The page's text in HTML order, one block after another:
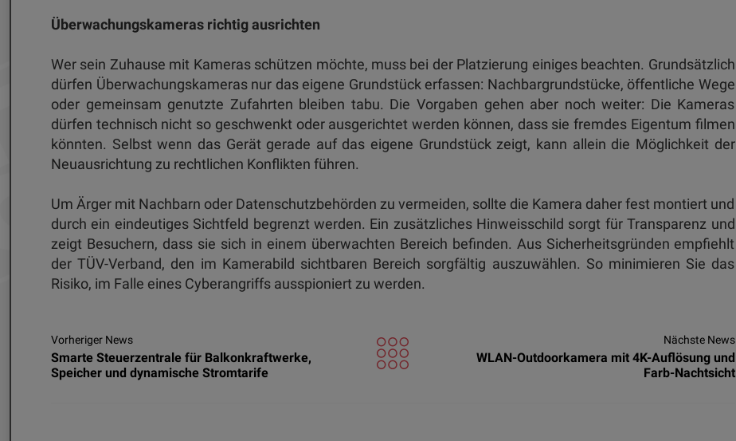
Überwachungskameras richtig ausrichten
Wer sein Zuhause mit Kameras schützen möchte, muss bei der Platzierung einiges beachten. Grundsätzlich
dürfen Überwachungskameras nur das eigene Grundstück erfassen: Nachbargrundstücke, öffentliche Wege
oder gemeinsam genutzte Zufahrten bleiben tabu. Die Vorgaben gehen aber noch weiter: Die Kameras
dürfen technisch nicht so geschwenkt oder ausgerichtet werden können, dass sie fremdes Eigentum filmen
könnten. Selbst wenn das Gerät gerade auf das eigene Grundstück zeigt, kann allein die Möglichkeit der
Neuausrichtung zu rechtlichen Konflikten führen.
Um Ärger mit Nachbarn oder Datenschutzbehörden zu vermeiden, sollte die Kamera daher fest montiert und
durch ein eindeutiges Sichtfeld begrenzt werden. Ein zusätzliches Hinweisschild sorgt für Transparenz und
zeigt Besuchern, dass sie sich in einem überwachten Bereich befinden. Aus Sicherheitsgründen empfiehlt
der TÜV-Verband, den im Kamerabild sichtbaren Bereich sorgfältig auszuwählen. So minimieren Sie das
Risiko, im Falle eines Cyberangriffs ausspioniert zu werden.
Vorheriger News
Smarte Steuerzentrale für Balkonkraftwerke,
Speicher und dynamische Stromtarife
Nächste News
WLAN-Outdoorkamera mit 4K-Auflösung und
Farb-Nachtsicht